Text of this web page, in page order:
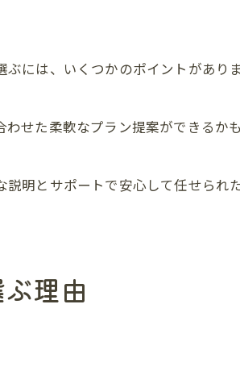
には、いくつかのポイントがあり
せた柔軟なプラン提案ができるか
明とサポートで安心して任せられ
理由